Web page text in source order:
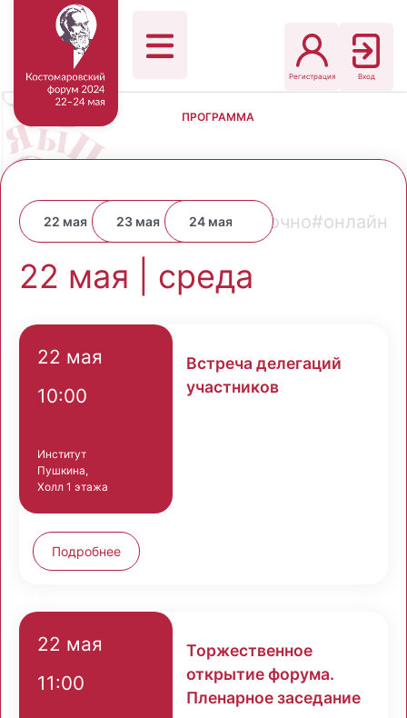
Регистрация Вход
ПРОГРАММА
22 мая 23 мая 24 мая #очно#онлайн
22 мая | среда
22 мая
10:00
Институт
Пушкина,
Холл 1 этажа
Встреча делегаций
участников
Подробнее
22 мая
11:00
Торжественное
открытие форума.
Пленарное заседание